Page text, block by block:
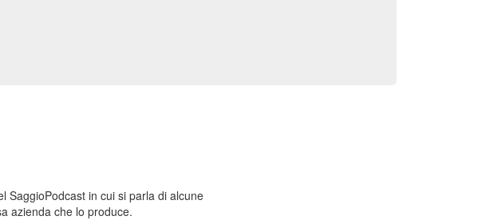
SaggioPodcast in cui si parla di alcune
azienda che lo produce.